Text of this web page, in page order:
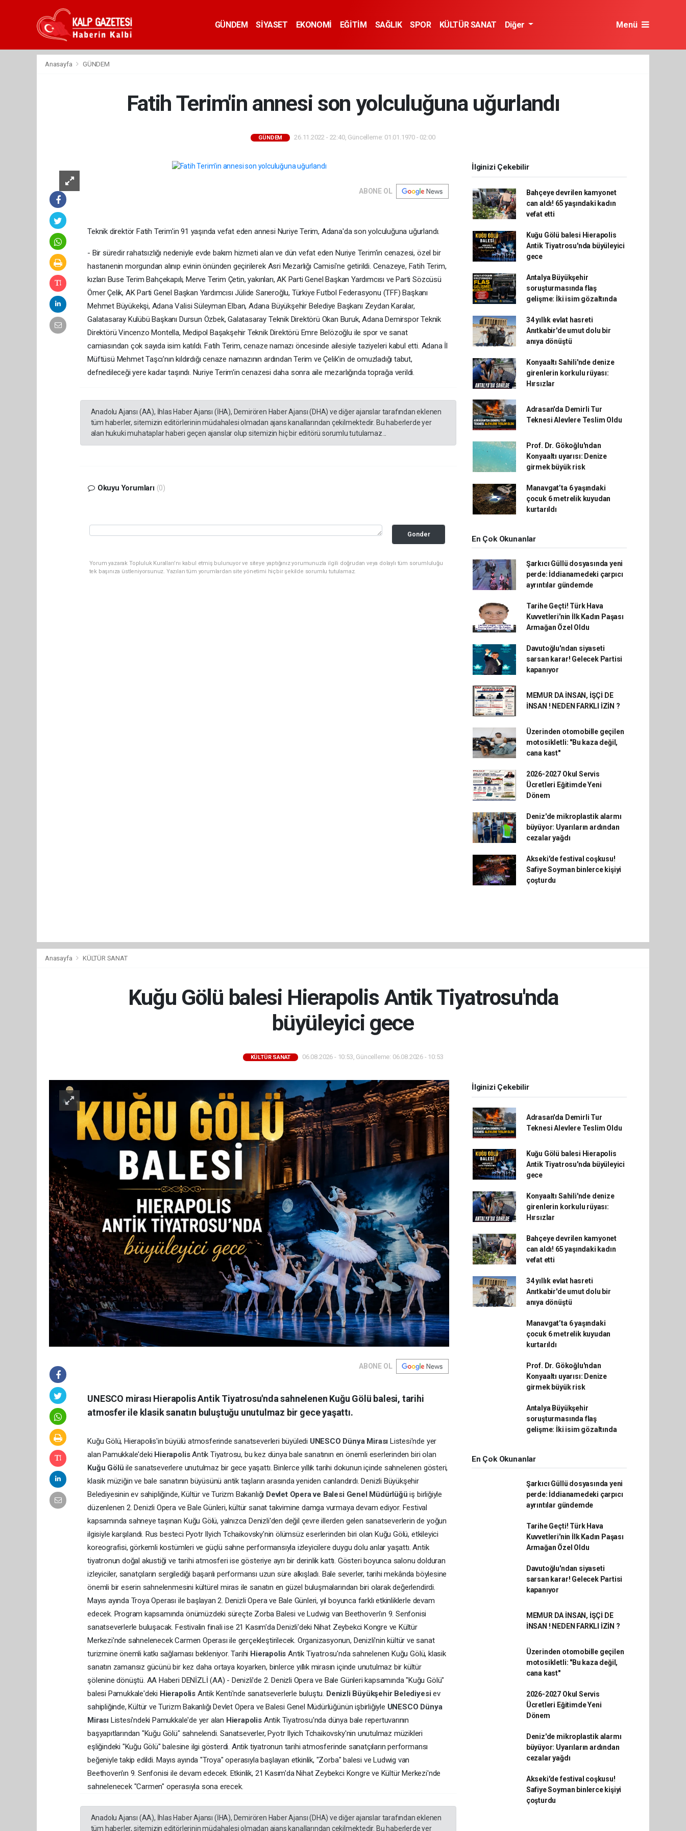
GÜNDEM SİYASET EKONOMİ EĞİTİM SAĞLIK SPOR KÜLTÜR SANAT Diğer Menü
Anasayfa GÜNDEM
Fatih Terim'in annesi son yolculuğuna uğurlandı
GÜNDEM 26.11.2022 - 22:40, Güncelleme: 01.01.1970 - 02:00
ABONE OL
Teknik direktör Fatih Terim'in 91 yaşında vefat eden annesi Nuriye Terim, Adana'da son yolculuğuna uğurlandı.
- Bir süredir rahatsızlığı nedeniyle evde bakım hizmeti alan ve dün vefat eden Nuriye Terim'in cenazesi, özel bir
hastanenin morgundan alınıp evinin önünden geçirilerek Asri Mezarlığı Camisi'ne getirildi. Cenazeye, Fatih Terim,
kızları Buse Terim Bahçekapılı, Merve Terim Çetin, yakınları, AK Parti Genel Başkan Yardımcısı ve Parti Sözcüsü
Ömer Çelik, AK Parti Genel Başkan Yardımcısı Jülide Sarıeroğlu, Türkiye Futbol Federasyonu (TFF) Başkanı
Mehmet Büyükekşi, Adana Valisi Süleyman Elban, Adana Büyükşehir Belediye Başkanı Zeydan Karalar,
Galatasaray Kulübü Başkanı Dursun Özbek, Galatasaray Teknik Direktörü Okan Buruk, Adana Demirspor Teknik
Direktörü Vincenzo Montella, Medipol Başakşehir Teknik Direktörü Emre Belözoğlu ile spor ve sanat
camiasından çok sayıda isim katıldı. Fatih Terim, cenaze namazı öncesinde ailesiyle taziyeleri kabul etti. Adana İl
Müftüsü Mehmet Taşcı'nın kıldırdığı cenaze namazının ardından Terim ve Çelik'in de omuzladığı tabut,
defnedileceği yere kadar taşındı. Nuriye Terim'in cenazesi daha sonra aile mezarlığında toprağa verildi.
Anadolu Ajansı (AA), İhlas Haber Ajansı (İHA), Demirören Haber Ajansı (DHA) ve diğer ajanslar tarafından eklenen
tüm haberler, sitemizin editörlerinin müdahalesi olmadan ajans kanallarından çekilmektedir. Bu haberlerde yer
alan hukuki muhataplar haberi geçen ajanslar olup sitemizin hiç bir editörü sorumlu tutulamaz...
Okuyu Yorumları (0)
Gonder
Yorum yazarak Topluluk Kuralları’nı kabul etmiş bulunuyor ve siteye yaptığınız yorumunuzla ilgili doğrudan veya dolaylı tüm sorumluluğu
tek başınıza üstleniyorsunuz. Yazılan tüm yorumlardan site yönetimi hiçbir şekilde sorumlu tutulamaz.
İlginizi Çekebilir
Bahçeye devrilen kamyonet
can aldı! 65 yaşındaki kadın
vefat etti
Kuğu Gölü balesi Hierapolis
Antik Tiyatrosu'nda büyüleyici
gece
Antalya Büyükşehir
soruşturmasında flaş
gelişme: İki isim gözaltında
34 yıllık evlat hasreti
Anıtkabir'de umut dolu bir
anıya dönüştü
Konyaaltı Sahili'nde denize
girenlerin korkulu rüyası:
Hırsızlar
Adrasan'da Demirli Tur
Teknesi Alevlere Teslim Oldu
Prof. Dr. Gökoğlu'ndan
Konyaaltı uyarısı: Denize
girmek büyük risk
Manavgat’ta 6 yaşındaki
çocuk 6 metrelik kuyudan
kurtarıldı
En Çok Okunanlar
Şarkıcı Güllü dosyasında yeni
perde: İddianamedeki çarpıcı
ayrıntılar gündemde
Tarihe Geçti! Türk Hava
Kuvvetleri'nin İlk Kadın Paşası
Armağan Özel Oldu
Davutoğlu'ndan siyaseti
sarsan karar! Gelecek Partisi
kapanıyor
MEMUR DA İNSAN, İŞÇİ DE
İNSAN ! NEDEN FARKLI İZİN ?
Üzerinden otomobille geçilen
motosikletli: "Bu kaza değil,
cana kast"
2026-2027 Okul Servis
Ücretleri Eğitimde Yeni
Dönem
Deniz'de mikroplastik alarmı
büyüyor: Uyarıların ardından
cezalar yağdı
Akseki'de festival coşkusu!
Safiye Soyman binlerce kişiyi
çoşturdu
Anasayfa KÜLTÜR SANAT
Kuğu Gölü balesi Hierapolis Antik Tiyatrosu'nda
büyüleyici gece
KÜLTÜR SANAT 06.08.2026 - 10:53, Güncelleme: 06.08.2026 - 10:53
ABONE OL
UNESCO mirası Hierapolis Antik Tiyatrosu'nda sahnelenen Kuğu Gölü balesi, tarihi
atmosfer ile klasik sanatın buluştuğu unutulmaz bir gece yaşattı.
Kuğu Gölü, Hierapolis'in büyülü atmosferinde sanatseverleri büyüledi UNESCO Dünya Mirası Listesi'nde yer
alan Pamukkale'deki HierapolisAntik Tiyatrosu, bu kez dünya bale sanatının en önemli eserlerinden biri olan
Kuğu Gölüile sanatseverlere unutulmaz bir gece yaşattı. Binlerce yıllık tarihi dokunun içinde sahnelenen gösteri,
klasik müziğin ve bale sanatının büyüsünü antik taşların arasında yeniden canlandırdı. Denizli Büyükşehir
Belediyesinin ev sahipliğinde, Kültür ve Turizm Bakanlığı Devlet Opera ve Balesi Genel Müdürlüğüiş birliğiyle
düzenlenen 2. Denizli Opera ve Bale Günleri, kültür sanat takvimine damga vurmaya devam ediyor. Festival
kapsamında sahneye taşınan Kuğu Gölü, yalnızca Denizli'den değil çevre illerden gelen sanatseverlerin de yoğun
ilgisiyle karşılandı. Rus besteci Pyotr Ilyich Tchaikovsky'nin ölümsüz eserlerinden biri olan Kuğu Gölü, etkileyici
koreografisi, görkemli kostümleri ve güçlü sahne performansıyla izleyicilere duygu dolu anlar yaşattı. Antik
tiyatronun doğal akustiği ve tarihi atmosferi ise gösteriye ayrı bir derinlik kattı. Gösteri boyunca salonu dolduran
izleyiciler, sanatçıların sergilediği başarılı performansı uzun süre alkışladı. Bale severler, tarihi mekânda böylesine
önemli bir eserin sahnelenmesini kültürel miras ile sanatın en güzel buluşmalarından biri olarak değerlendirdi.
Mayıs ayında Troya Operası ile başlayan 2. Denizli Opera ve Bale Günleri, yıl boyunca farklı etkinliklerle devam
edecek. Program kapsamında önümüzdeki süreçte Zorba Balesi ve Ludwig van Beethoven'ın 9. Senfonisi
sanatseverlerle buluşacak. Festivalin finali ise 21 Kasım'da Denizli'deki Nihat Zeybekci Kongre ve Kültür
Merkezi'nde sahnelenecek Carmen Operası ile gerçekleştirilecek. Organizasyonun, Denizli'nin kültür ve sanat
turizmine önemli katkı sağlaması bekleniyor. Tarihi Hierapolis Antik Tiyatrosu'nda sahnelenen Kuğu Gölü, klasik
sanatın zamansız gücünü bir kez daha ortaya koyarken, binlerce yıllık mirasın içinde unutulmaz bir kültür
şölenine dönüştü. AA Haberi DENİZLİ (AA) - Denizli'de 2. Denizli Opera ve Bale Günleri kapsamında "Kuğu Gölü"
balesi Pamukkale'deki Hierapolis Antik Kenti'nde sanatseverlerle buluştu. Denizli Büyükşehir Belediyesiev
sahipliğinde, Kültür ve Turizm Bakanlığı Devlet Opera ve Balesi Genel Müdürlüğünün işbirliğiyle UNESCO Dünya
Mirası Listesi'ndeki Pamukkale'de yer alan Hierapolis Antik Tiyatrosu'nda dünya bale repertuvarının
başyapıtlarından "Kuğu Gölü" sahnelendi. Sanatseverler, Pyotr Ilyich Tchaikovsky'nin unutulmaz müzikleri
eşliğindeki "Kuğu Gölü" balesine ilgi gösterdi. Antik tiyatronun tarihi atmosferinde sanatçıların performansı
beğeniyle takip edildi. Mayıs ayında "Troya" operasıyla başlayan etkinlik, "Zorba" balesi ve Ludwig van
Beethoven'ın 9. Senfonisi ile devam edecek. Etkinlik, 21 Kasım'da Nihat Zeybekci Kongre ve Kültür Merkezi'nde
sahnelenecek "Carmen" operasıyla sona erecek.
Anadolu Ajansı (AA), İhlas Haber Ajansı (İHA), Demirören Haber Ajansı (DHA) ve diğer ajanslar tarafından eklenen
tüm haberler, sitemizin editörlerinin müdahalesi olmadan ajans kanallarından çekilmektedir. Bu haberlerde yer
İlginizi Çekebilir
Adrasan'da Demirli Tur
Teknesi Alevlere Teslim Oldu
Kuğu Gölü balesi Hierapolis
Antik Tiyatrosu'nda büyüleyici
gece
Konyaaltı Sahili'nde denize
girenlerin korkulu rüyası:
Hırsızlar
Bahçeye devrilen kamyonet
can aldı! 65 yaşındaki kadın
vefat etti
34 yıllık evlat hasreti
Anıtkabir'de umut dolu bir
anıya dönüştü
Manavgat’ta 6 yaşındaki
çocuk 6 metrelik kuyudan
kurtarıldı
Prof. Dr. Gökoğlu'ndan
Konyaaltı uyarısı: Denize
girmek büyük risk
Antalya Büyükşehir
soruşturmasında flaş
gelişme: İki isim gözaltında
En Çok Okunanlar
Şarkıcı Güllü dosyasında yeni
perde: İddianamedeki çarpıcı
ayrıntılar gündemde
Tarihe Geçti! Türk Hava
Kuvvetleri'nin İlk Kadın Paşası
Armağan Özel Oldu
Davutoğlu'ndan siyaseti
sarsan karar! Gelecek Partisi
kapanıyor
MEMUR DA İNSAN, İŞÇİ DE
İNSAN ! NEDEN FARKLI İZİN ?
Üzerinden otomobille geçilen
motosikletli: "Bu kaza değil,
cana kast"
2026-2027 Okul Servis
Ücretleri Eğitimde Yeni
Dönem
Deniz'de mikroplastik alarmı
büyüyor: Uyarıların ardından
cezalar yağdı
Akseki'de festival coşkusu!
Safiye Soyman binlerce kişiyi
çoşturdu